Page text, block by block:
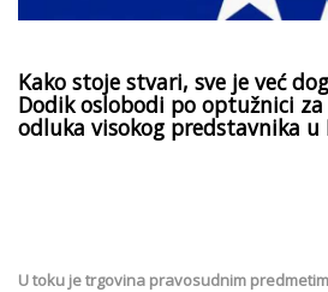
Kako stoje stvari, sve je već
Dodik oslobodi po optužnici
odluka visokog predstavnika u
U toku je trgovina pravosudnim